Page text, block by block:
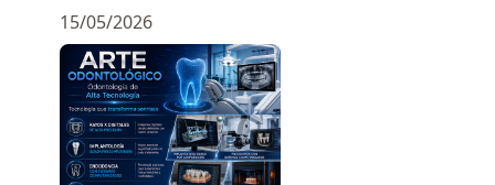
Para pacientes nerviosos, esta técnica ofrece
mayor tranquilidad, ya que reduce la
improvisación y permite un manejo más
cuidadoso durante todo el proceso. El objetivo es
lograr un tratamiento cómodo, seguro y con
resultados confiables.
15/05/2026